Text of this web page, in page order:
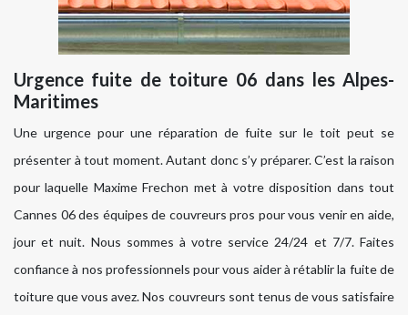
Urgence fuite de toiture 06 dans les Alpes-
Maritimes
Une urgence pour une réparation de fuite sur le toit peut se
présenter à tout moment. Autant donc s’y préparer. C’est la raison
pour laquelle Maxime Frechon met à votre disposition dans tout
Cannes 06 des équipes de couvreurs pros pour vous venir en aide,
jour et nuit. Nous sommes à votre service 24/24 et 7/7. Faites
confiance à nos professionnels pour vous aider à rétablir la fuite de
toiture que vous avez. Nos couvreurs sont tenus de vous satisfaire